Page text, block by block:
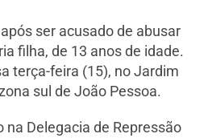
ser acusado de abusar
filha, de 13 anos de idade.
terça-feira (15), no Jardim
sul de João Pessoa.
na Delegacia de Repressão